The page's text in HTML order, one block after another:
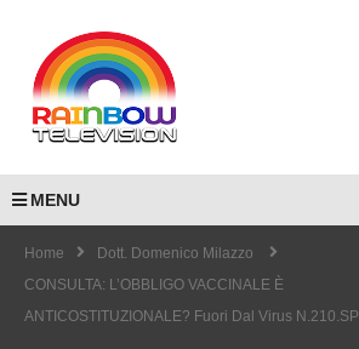
MENU
Home
Dott. Domenico Milazzo
CONSULTA: L’OBBLIGO VACCINALE È
ANTICOSTITUZIONALE? Fuori Dal Virus N.210.SP